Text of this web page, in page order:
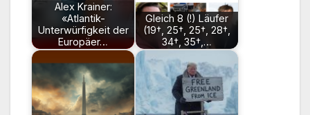
Alex Krainer:
«Atlantik-
Unterwürfigkeit der
Europäer…
Gleich 8 (!) Läufer
(19†, 25†, 25†, 28†,
34†, 35†,…